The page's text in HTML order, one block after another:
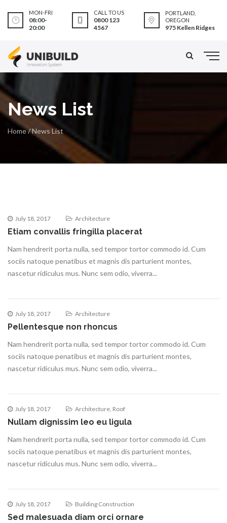
MON-FRI
08:00-
20:00
CALL TO US
0800 123
4567
PORTLAND,
OREGON
975 Kellen Ridges
News List
Home/News List
July 18, 2017 Architecture
Etiam convallis fringilla placerat
Nam hendrerit porta nulla, sed tempor tortor commodo id. Cum
sociis natoque penatibus et magnis dis parturient montes,
nascetur ridiculus mus. Nunc sem odio, viverra...
July 18, 2017 Architecture
Pellentesque non rhoncus
Nam hendrerit porta nulla, sed tempor tortor commodo id. Cum
sociis natoque penatibus et magnis dis parturient montes,
nascetur ridiculus mus. Nunc sem odio, viverra...
July 18, 2017 Architecture Roof
Nullam dignissim leo eu ligula
Nam hendrerit porta nulla, sed tempor tortor commodo id. Cum
sociis natoque penatibus et magnis dis parturient montes,
nascetur ridiculus mus. Nunc sem odio, viverra...
July 18, 2017 Building Construction
Sed malesuada diam orci ornare